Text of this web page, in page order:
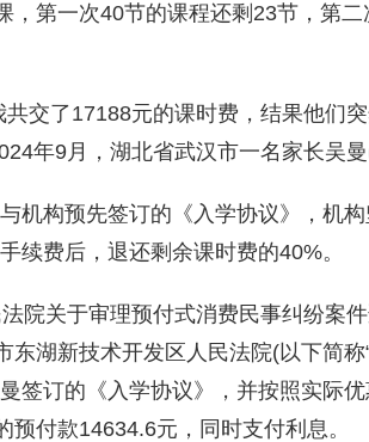
第一次40节的课程还剩23节，第二
了17188元的课时费，结果他们
年9月，湖北省武汉市一名家长吴曼
构预先签订的《入学协议》，机构
续费后，退还剩余课时费的40%。
关于审理预付式消费民事纠纷案件
东湖新技术开发区人民法院(以下简称
签订的《入学协议》，并按照实际优
付款14634.6元，同时支付利息。